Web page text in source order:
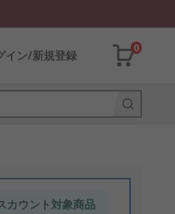
イン/新規登録
0
カウント対象商品